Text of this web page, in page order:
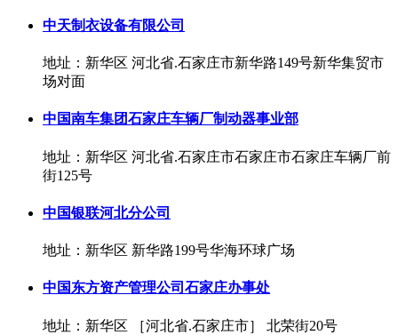
中天制衣设备有限公司
地址：新华区 河北省.石家庄市新华路149号新华集贸市
场对面
中国南车集团石家庄车辆厂制动器事业部
地址：新华区 河北省.石家庄市石家庄市石家庄车辆厂前
街125号
中国银联河北分公司
地址：新华区 新华路199号华海环球广场
中国东方资产管理公司石家庄办事处
地址：新华区 ［河北省.石家庄市］ 北荣街20号